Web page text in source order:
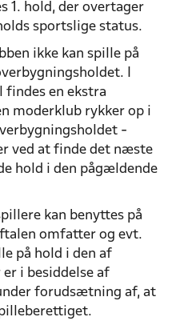
1. hold, der overtager
sportslige status.
ikke kan spille på
I
en ekstra
moderklub rykker op i
-
ved at finde det næste
hold i den pågældende
kan benyttes på
omfatter og evt.
på hold i den af
i besiddelse af
forudsætning af, at